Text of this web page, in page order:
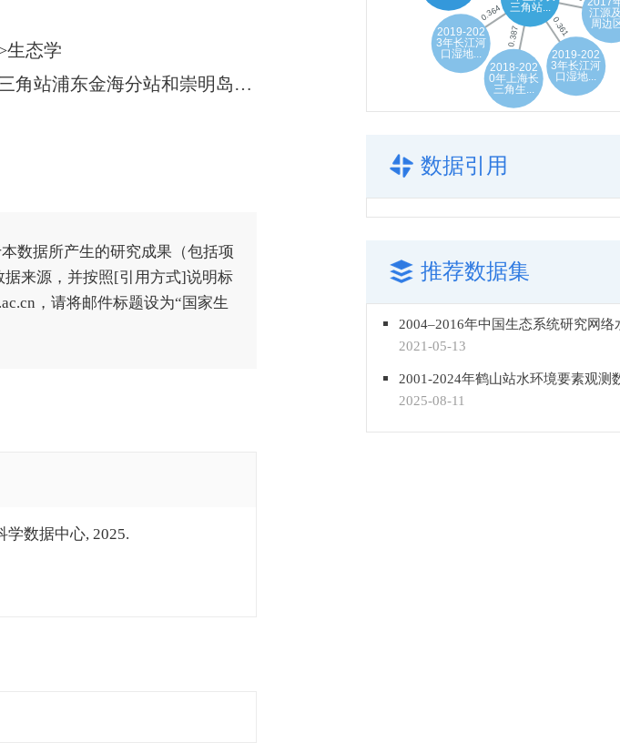
生态学
上海长三角站浦东金海分站和崇明岛分站
数据所产生的研究成果（包括项
来源，并按照[引用方式]说明标
，请将邮件标题设为“国家生
数据中心, 2025.
数据引用
推荐数据集
2021-05-13
2001-2024年鹤山站水环境要素观测
2025-08-11